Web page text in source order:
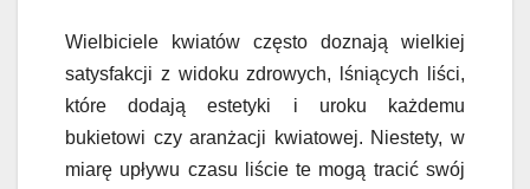
Wielbiciele kwiatów często doznają wielkiej
satysfakcji z widoku zdrowych, lśniących liści,
które dodają estetyki i uroku każdemu
bukietowi czy aranżacji kwiatowej. Niestety, w
miarę upływu czasu liście te mogą tracić swój